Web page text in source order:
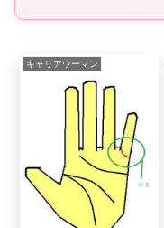
キャリアウーマン